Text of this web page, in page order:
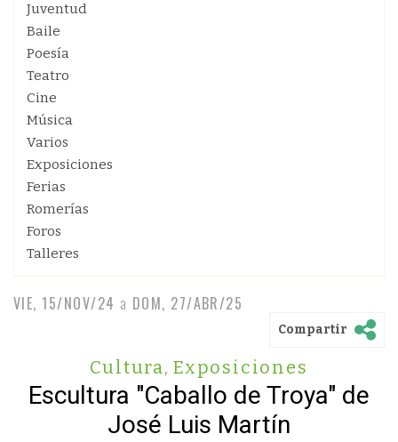
Juventud
Baile
Poesía
Teatro
Cine
Música
Varios
Exposiciones
Ferias
Romerías
Foros
Talleres
VIE, 15/NOV/24 a DOM, 27/ABR/25
Compartir
Cultura, Exposiciones
Escultura "Caballo de Troya" de
José Luis Martín